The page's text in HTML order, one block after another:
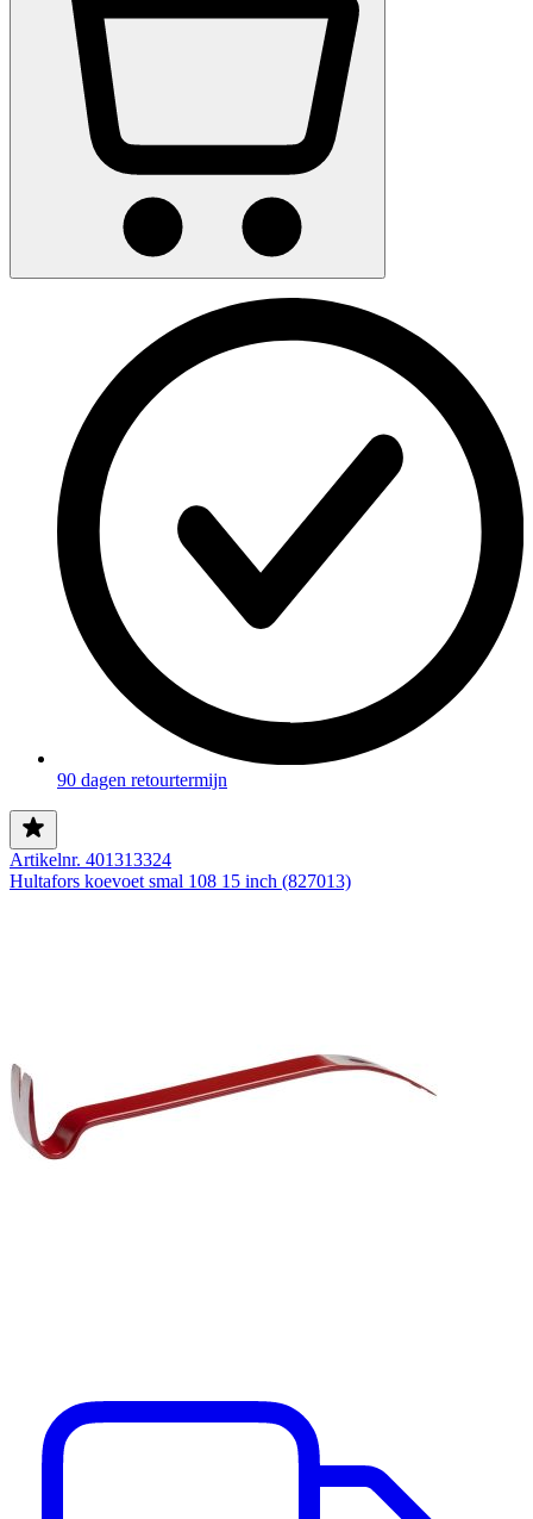
90 dagen retourtermijn
Artikelnr. 401313324
Hultafors koevoet smal 108 15 inch (827013)